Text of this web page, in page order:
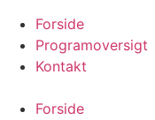
Forside
Programoversigt
Kontakt
Forside